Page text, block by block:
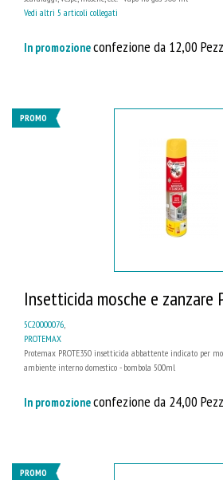
Vedi altri 5 articoli collegati
In promozioneconfezione da 12,00
PROMO
Insetticida mosche e zanzare
5C20000076
PROTEMAX
Protemax PROTE350 insetticida abbattente indicato per
ambiente interno domestico - bombola 500ml
In promozioneconfezione da 24,00
PROMO